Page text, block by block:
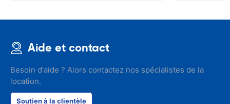
Aide et contact
Besoin d'aide ? Alors contactez nos spécialistes de la
location.
Soutien à la clientèle